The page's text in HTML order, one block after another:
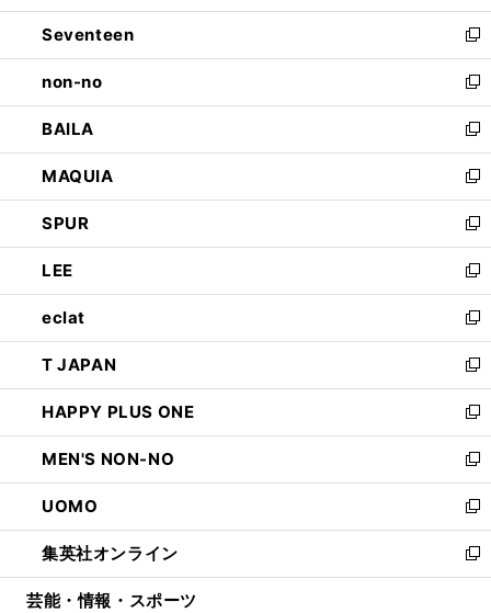
開
く
ウ
で
開
く
ン
ド
ウ
で
開
く
Seventeen
新
し
い
ウ
ィ
ン
ド
ウ
で
開
く
non-no
新
し
い
ウ
ィ
ン
ド
ウ
で
開
く
BAILA
新
し
い
ウ
ィ
ン
ド
ウ
で
開
く
MAQUIA
新
し
い
ウ
ィ
ン
ド
ウ
で
開
く
SPUR
新
し
い
ウ
ィ
ン
ド
ウ
で
開
く
LEE
新
し
い
ウ
ィ
ン
ド
ウ
で
開
く
eclat
新
し
い
ウ
ィ
ン
ド
ウ
で
開
く
T JAPAN
新
し
い
ウ
ィ
ン
ド
ウ
で
開
HAPPY PLUS ONE
新
し
い
ウ
ィ
ン
ド
ウ
MEN'S NON-NO
新
し
い
ウ
ィ
ン
UOMO
新
し
い
ウ
集英社オンライン
新
し
芸能・情報・スポーツ